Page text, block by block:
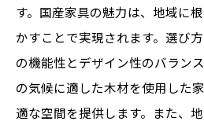
国産家具で彩る心地よ
温もりある空間を演出
埼玉県行田市で手に入る
秘密
行田市で探すユニーク
す。国産家具の魅力は、地域に
かすことで実現されます。選び
の機能性とデザイン性のバラン
の気候に適した木材を使用した
適な空間を提供します。また、